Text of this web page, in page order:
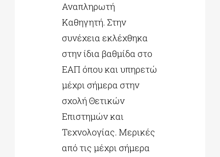
Αναπληρωτή
Καθηγητή. Στην
συνέχεια εκλέχθηκα
στην ίδια βαθμίδα στο
ΕΑΠ όπου και υπηρετώ
μέχρι σήμερα στην
σχολή Θετικών
Επιστημών και
Τεχνολογίας. Μερικές
από τις μέχρι σήμερα